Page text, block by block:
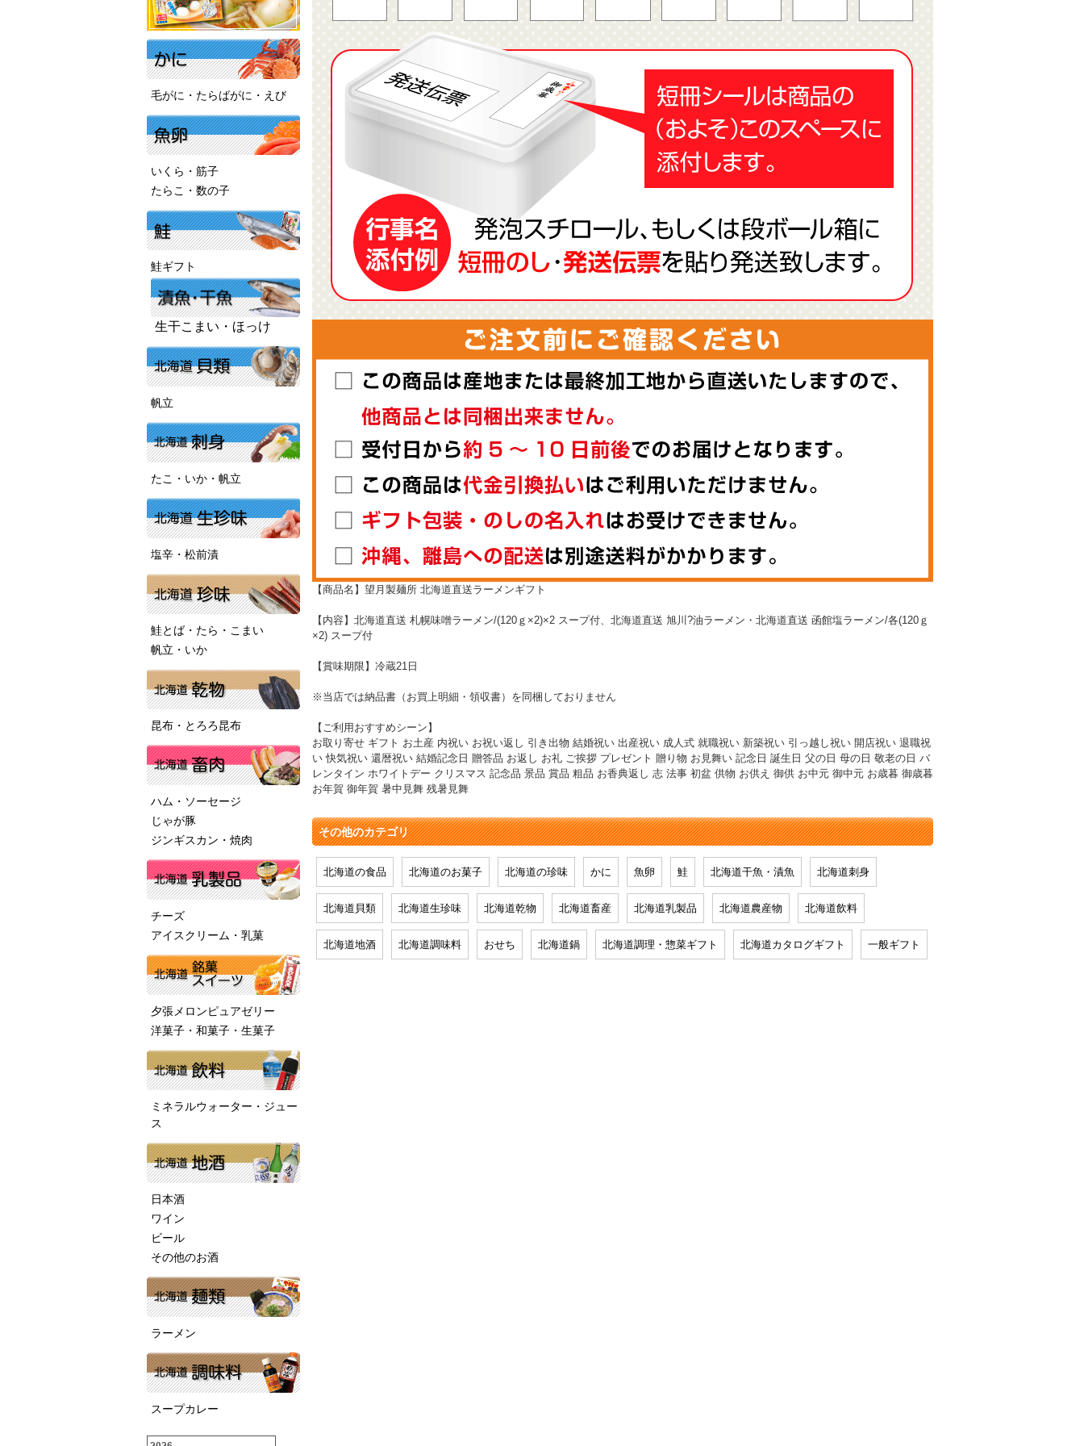
【商品名】望月製麺所 北海道直送ラーメンギフト
【内容】北海道直送 札幌味噌ラーメン/(120ｇ×2)×2 スープ付、北海道直送 旭川?油ラーメン・北海道直送 函館塩ラーメン/各(120ｇ
×2) スープ付
【賞味期限】冷蔵21日
※当店では納品書（お買上明細・領収書）を同梱しておりません
【ご利用おすすめシーン】
お取り寄せ ギフト お土産 内祝い お祝い返し 引き出物 結婚祝い 出産祝い 成人式 就職祝い 新築祝い 引っ越し祝い 開店祝い 退職祝
い 快気祝い 還暦祝い 結婚記念日 贈答品 お返し お礼 ご挨拶 プレゼント 贈り物 お見舞い 記念日 誕生日 父の日 母の日 敬老の日 バ
レンタイン ホワイトデー クリスマス 記念品 景品 賞品 粗品 お香典返し 志 法事 初盆 供物 お供え 御供 お中元 御中元 お歳暮 御歳暮
お年賀 御年賀 暑中見舞 残暑見舞
その他のカテゴリ
北海道の食品 北海道のお菓子 北海道の珍味 かに 魚卵 鮭 北海道干魚・漬魚 北海道刺身
北海道貝類 北海道生珍味 北海道乾物 北海道畜産 北海道乳製品 北海道農産物 北海道飲料
北海道地酒 北海道調味料 おせち 北海道鍋 北海道調理・惣菜ギフト 北海道カタログギフト 一般ギフト
毛がに・たらばがに・えび
いくら・筋子
たらこ・数の子
鮭ギフト
生干こまい・ほっけ
帆立
たこ・いか・帆立
塩辛・松前漬
鮭とば・たら・こまい
帆立・いか
昆布・とろろ昆布
ハム・ソーセージ
じゃが豚
ジンギスカン・焼肉
チーズ
アイスクリーム・乳菓
夕張メロンピュアゼリー
洋菓子・和菓子・生菓子
ミネラルウォーター・ジュー
ス
日本酒
ワイン
ビール
その他のお酒
ラーメン
スープカレー